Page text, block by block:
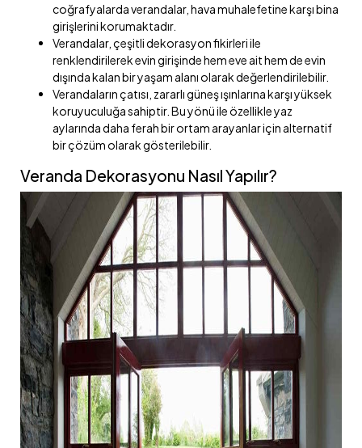
coğrafyalarda verandalar, hava muhalefetine karşı bina
girişlerini korumaktadır.
Verandalar, çeşitli dekorasyon fikirleri ile
renklendirilerek evin girişinde hem eve ait hem de evin
dışında kalan bir yaşam alanı olarak değerlendirilebilir.
Verandaların çatısı, zararlı güneş ışınlarına karşı yüksek
koruyuculuğa sahiptir. Bu yönü ile özellikle yaz
aylarında daha ferah bir ortam arayanlar için alternatif
bir çözüm olarak gösterilebilir.
Veranda Dekorasyonu Nasıl Yapılır?